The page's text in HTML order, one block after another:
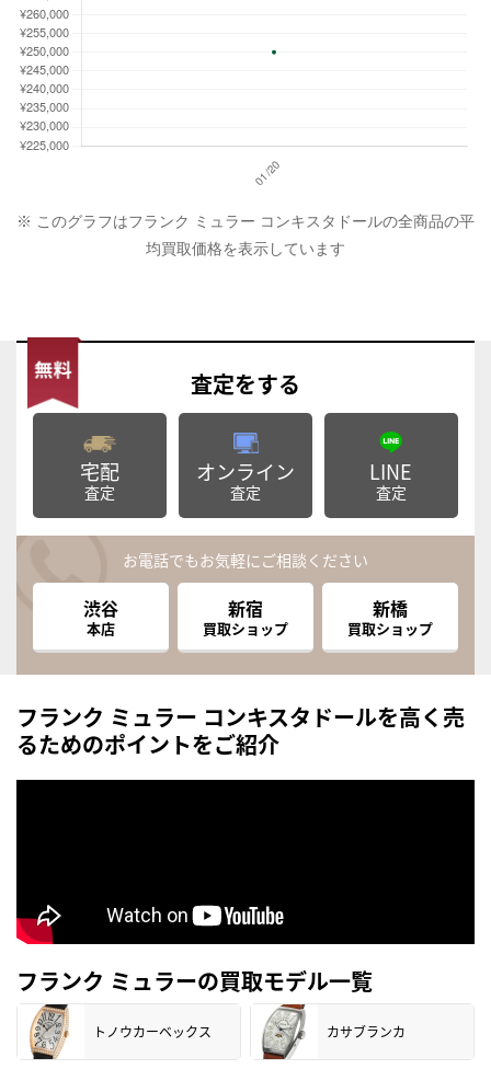
※ このグラフはフランク ミュラー コンキスタドールの全商品の平
均買取価格を表示しています
査定をする
宅配
査定
オンライン
査定
LINE
査定
お電話でもお気軽にご相談ください
渋谷
本店
新宿
買取ショップ
新橋
買取ショップ
フランク ミュラー コンキスタドールを高く売
るためのポイントをご紹介
フランク ミュラーの買取モデル一覧
トノウカーベックス カサブランカ